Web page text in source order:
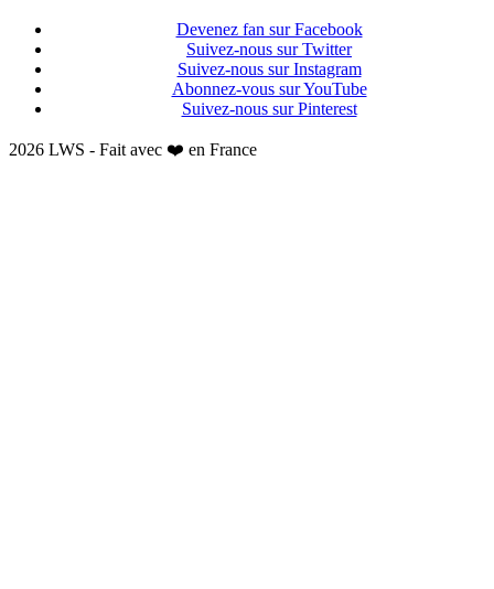
Devenez fan sur Facebook
Suivez-nous sur Twitter
Suivez-nous sur Instagram
Abonnez-vous sur YouTube
Suivez-nous sur Pinterest
2026 LWS - Fait avec ❤️ en France